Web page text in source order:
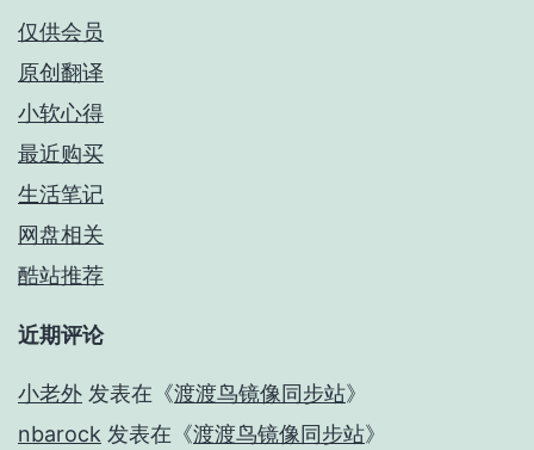
仅供会员
原创翻译
小软心得
最近购买
生活笔记
网盘相关
酷站推荐
近期评论
小老外 发表在《渡渡鸟镜像同步站》
nbarock 发表在《渡渡鸟镜像同步站》